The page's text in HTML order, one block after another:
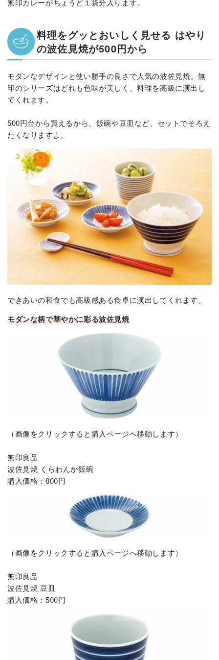
無印カレーがちょうど１袋分入ります。
料理をグッとおいしく見せる はやり
の波佐見焼が500円から
モダンなデザインと使い勝手の良さで人気の波佐見焼。無
印のシリーズはどれも色味が美しく、料理を高級に演出し
てくれます。
500円台から買えるから、飯碗や豆皿など、セットでそろえ
たくなりますよ。
できあいの和食でも高級感ある食卓に演出してくれます。
モダンな柄で華やかに彩る波佐見焼
（画像をクリックすると購入ページへ移動します）
無印良品
波佐見焼 くらわんか飯碗
購入価格：800円
（画像をクリックすると購入ページへ移動します）
無印良品
波佐見焼 豆皿
購入価格：500円